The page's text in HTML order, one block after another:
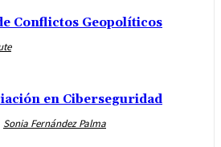
Conflictos Geopolíticos
en Ciberseguridad
Sonia Fernández Palma